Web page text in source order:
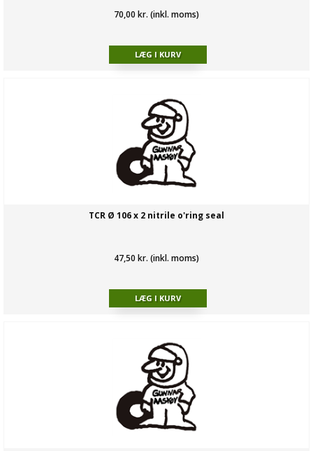
70,00 kr. (inkl. moms)
TCR Ø 106 x 2 nitrile o'ring seal
47,50 kr. (inkl. moms)